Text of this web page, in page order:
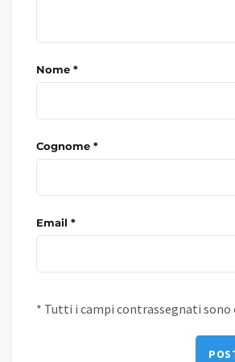
Nome *
Cognome *
Email *
* Tutti i campi contrassegnati